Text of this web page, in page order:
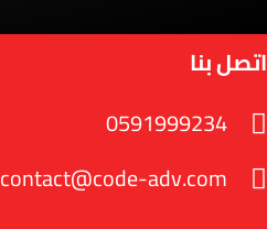
اتصل بنا
0591999234
contact@code-adv.com